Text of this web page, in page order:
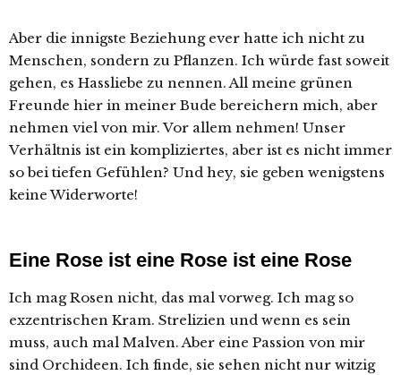
Aber die innigste Beziehung ever hatte ich nicht zu
Menschen, sondern zu Pflanzen. Ich würde fast soweit
gehen, es Hassliebe zu nennen. All meine grünen
Freunde hier in meiner Bude bereichern mich, aber
nehmen viel von mir. Vor allem nehmen! Unser
Verhältnis ist ein kompliziertes, aber ist es nicht immer
so bei tiefen Gefühlen? Und hey, sie geben wenigstens
keine Widerworte!
Eine Rose ist eine Rose ist eine Rose
Ich mag Rosen nicht, das mal vorweg. Ich mag so
exzentrischen Kram. Strelizien und wenn es sein
muss, auch mal Malven. Aber eine Passion von mir
sind Orchideen. Ich finde, sie sehen nicht nur witzig